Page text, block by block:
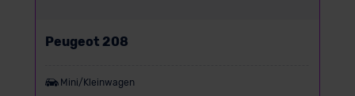
Peugeot 208
Mini/Kleinwagen